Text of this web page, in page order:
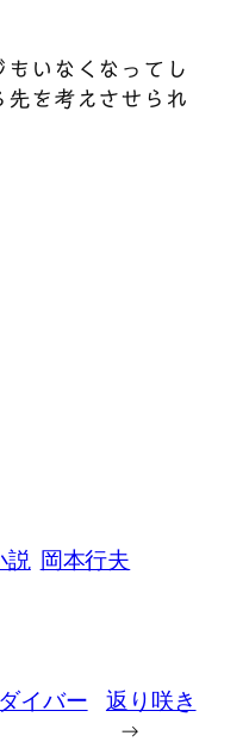
いなくなってし
先を考えさせられ
説 岡本行夫
イバー
返り咲き
→